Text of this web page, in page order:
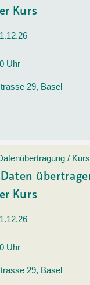
Kurs
Uhr
29, Basel
/ Kurs
Kurs
Uhr
29, Basel